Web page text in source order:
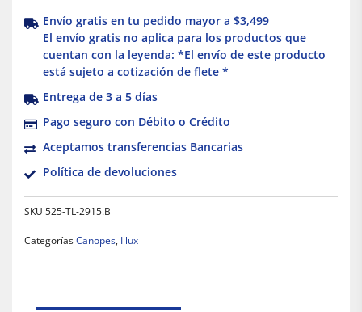
Envío gratis en tu pedido mayor a $3,499
El envío gratis no aplica para los productos que
cuentan con la leyenda: *El envío de este producto
está sujeto a cotización de flete *
Entrega de 3 a 5 días
Pago seguro con Débito o Crédito
Aceptamos transferencias Bancarias
Política de devoluciones
SKU 525-TL-2915.B
CategoríasCanopes, Illux